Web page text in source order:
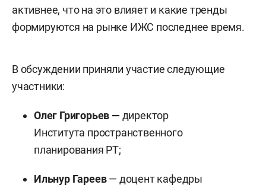
активнее, что на это влияет и какие тренды
формируются на рынке ИЖС последнее время.
В обсуждении приняли участие следующие
участники:
Олег Григорьев — директор
Института пространственного
планирования РТ;
Ильнур Гареев— доцент кафедры